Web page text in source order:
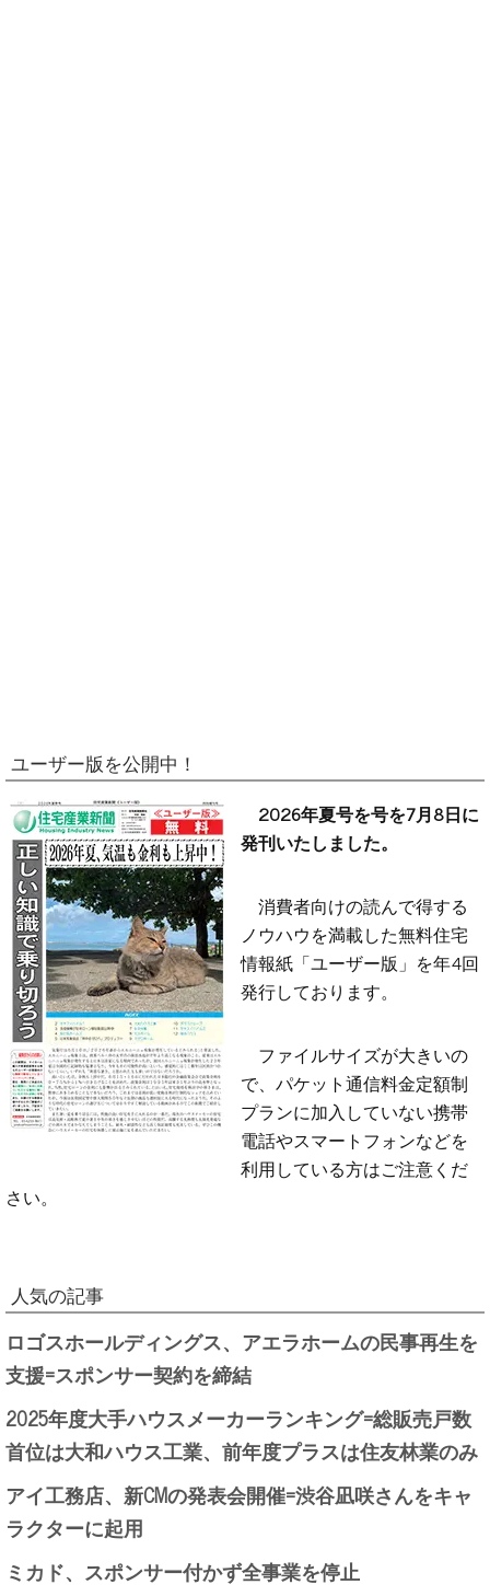
ユーザー版を公開中！
2026年夏号を号を7月8日に
発刊いたしました。
消費者向けの読んで得する
ノウハウを満載した無料住宅
情報紙「ユーザー版」を年4回
発行しております。
ファイルサイズが大きいの
で、パケット通信料金定額制
プランに加入していない携帯
電話やスマートフォンなどを
利用している方はご注意くだ
さい。
人気の記事
ロゴスホールディングス、アエラホームの民事再生を
支援=スポンサー契約を締結
2025年度大手ハウスメーカーランキング=総販売戸数
首位は大和ハウス工業、前年度プラスは住友林業のみ
アイ工務店、新CMの発表会開催=渋谷凪咲さんをキャ
ラクターに起用
ミカド、スポンサー付かず全事業を停止